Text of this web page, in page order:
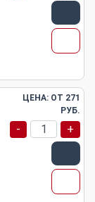
ЦЕНА: ОТ 271
РУБ.
- +